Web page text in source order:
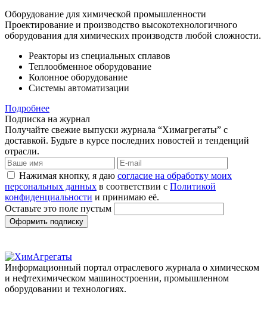
Оборудование для химической промышленности
Проектирование и производство высокотехнологичного
оборудования для химических производств любой сложности.
Реакторы из специальных сплавов
Теплообменное оборудование
Колонное оборудование
Системы автоматизации
Подробнее
Подписка на журнал
Получайте свежие выпуски журнала “Химагрегаты” с
доставкой. Будьте в курсе последних новостей и тенденций
отрасли.
Нажимая кнопку, я даю согласие на обработку моих
персональных данных в соответствии с Политикой
конфиденциальности и принимаю её.
Оставьте это поле пустым
Оформить подписку
Информационный портал отраслевого журнала о химическом
и нефтехимическом машиностроении, промышленном
оборудовании и технологиях.